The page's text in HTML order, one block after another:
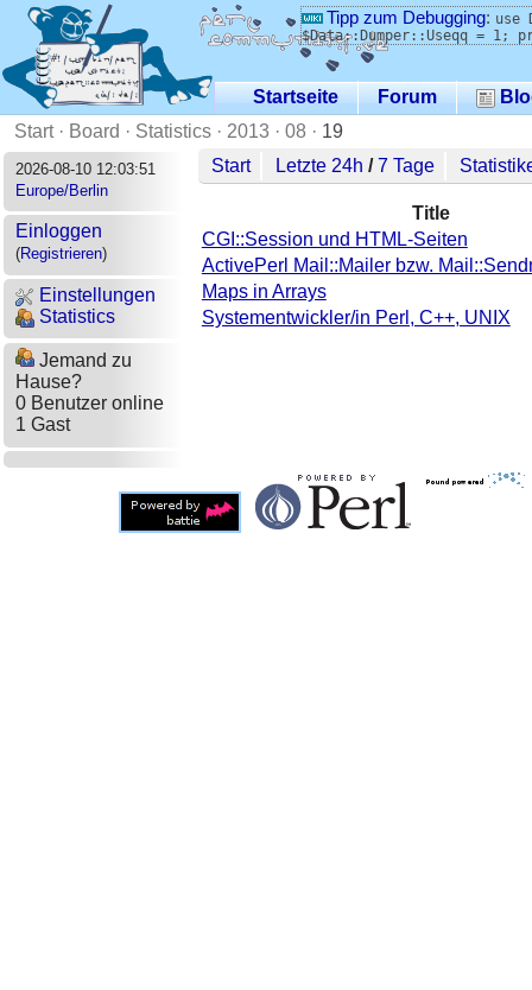
Tipp zum Debugging: use
$Data::Dumper::Useqq = 1;
Startseite Forum
Start· Board · Statistics · 2013 · 08 · 19
2026-08-10 12:03:51
Europe/Berlin
Einloggen
(Registrieren)
Einstellungen
Statistics
Jemand zu
Hause?
0 Benutzer online
1 Gast
Start Letzte 24h /7 Tage
Title
CGI::Session und HTML-Seiten
ActivePerl Mail::Mailer bzw.
Maps in Arrays
Systementwickler/in Perl, C++, UNIX